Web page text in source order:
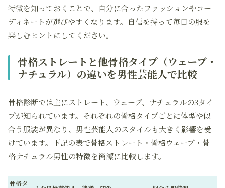
特徴を知っておくことで、自分に合ったファッションやコー
ディネートが選びやすくなります。自信を持って毎日の服を
楽しむヒントにしてください。
骨格ストレートと他骨格タイプ（ウェーブ・
ナチュラル）の違いを男性芸能人で比較
骨格診断では主にストレート、ウェーブ、ナチュラルの3タイ
プが知られています。それぞれの骨格タイプごとに体型や似
合う服装が異なり、男性芸能人のスタイルも大きく影響を受
けています。下記の表で骨格ストレート・骨格ウェーブ・骨
格ナチュラル男性の特徴を簡潔に比較します。
骨格タ